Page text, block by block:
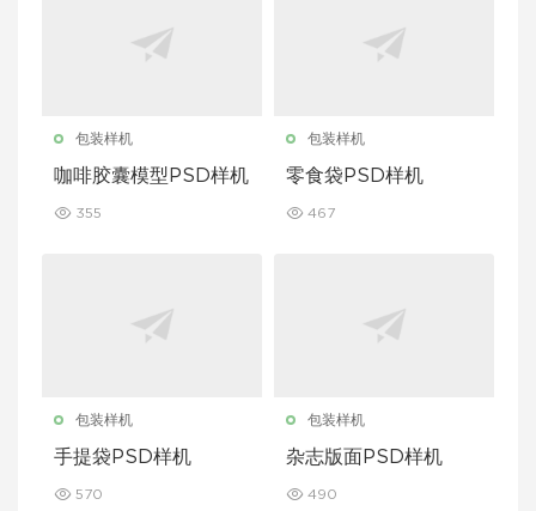
包装样机
咖啡胶囊模型PSD样机
355
包装样机
零食袋PSD样机
467
包装样机
手提袋PSD样机
570
包装样机
杂志版面PSD样机
490